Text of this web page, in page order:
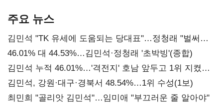
주요 뉴스
김민석 "TK 유세에 도움되는 당대표"…정청래 "벌써
대표된 양 당직 배분"
46.01% 대 44.53%…김민석·정청래 '초박빙'(종합)
김민석 누적 46.01%…'격전지' 호남 앞두고 1위 지켰다
(2보)
김민석, 강원·대구·경북서 48.54%…1위 수성(1보)
최민희 "골리앗 김민석"…임미애 "부끄러운 줄 알아야"